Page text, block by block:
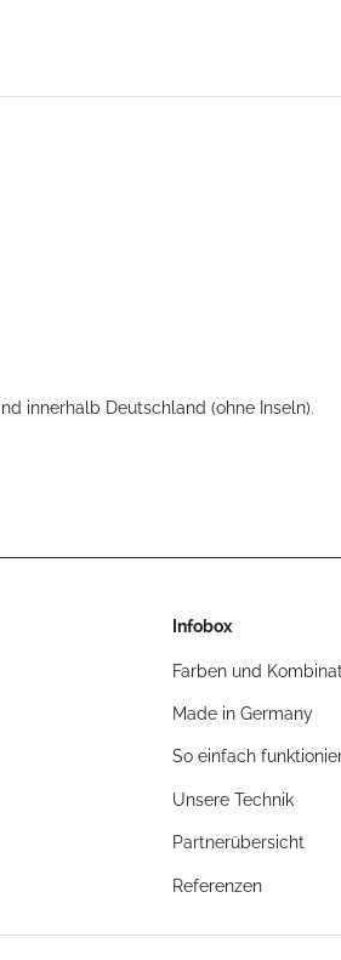
innerhalb Deutschland (ohne Inseln).
Infobox
Farben und
Made in Germany
So einfach
Unsere Technik
Partnerübersicht
Referenzen